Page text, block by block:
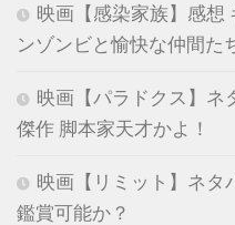
映画【感染家族】感
ンゾンビと愉快な仲間た
映画【パラドクス】ネ
傑作 脚本家天才かよ！
映画【リミット】ネタ
鑑賞可能か？